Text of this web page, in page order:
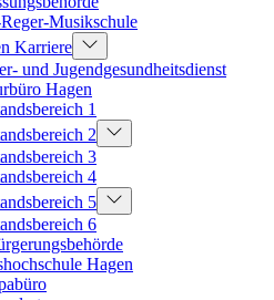
Musikschule
Karriere
und Jugendgesundheitsdienst
Hagen
1
2
3
4
5
6
Hagen